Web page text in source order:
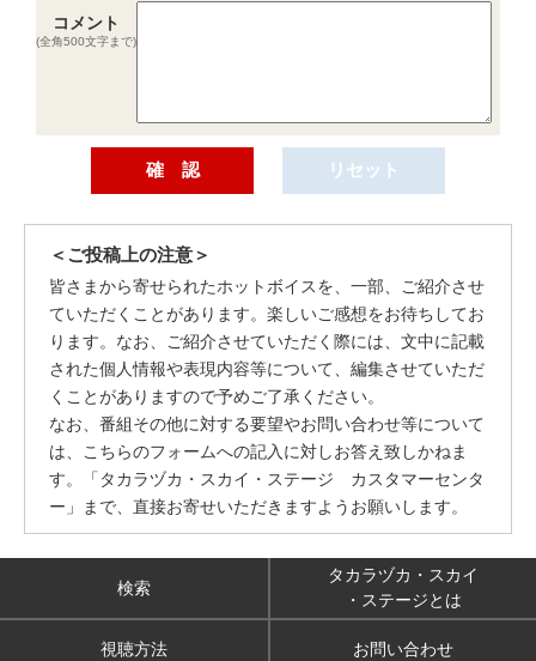
コメント
(全角500文字まで)
＜ご投稿上の注意＞
皆さまから寄せられたホットボイスを、一部、ご紹介させ
ていただくことがあります。楽しいご感想をお待ちしてお
ります。なお、ご紹介させていただく際には、文中に記載
された個人情報や表現内容等について、編集させていただ
くことがありますので予めご了承ください。
なお、番組その他に対する要望やお問い合わせ等について
は、こちらのフォームへの記入に対しお答え致しかねま
す。「タカラヅカ・スカイ・ステージ カスタマーセンタ
ー」まで、直接お寄せいただきますようお願いします。
検索
タカラヅカ・スカイ
・ステージとは
視聴方法 お問い合わせ